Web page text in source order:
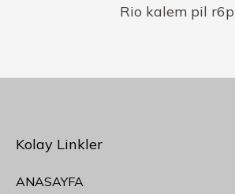
Rio kalem pil r6p
Kolay Linkler
ANASAYFA